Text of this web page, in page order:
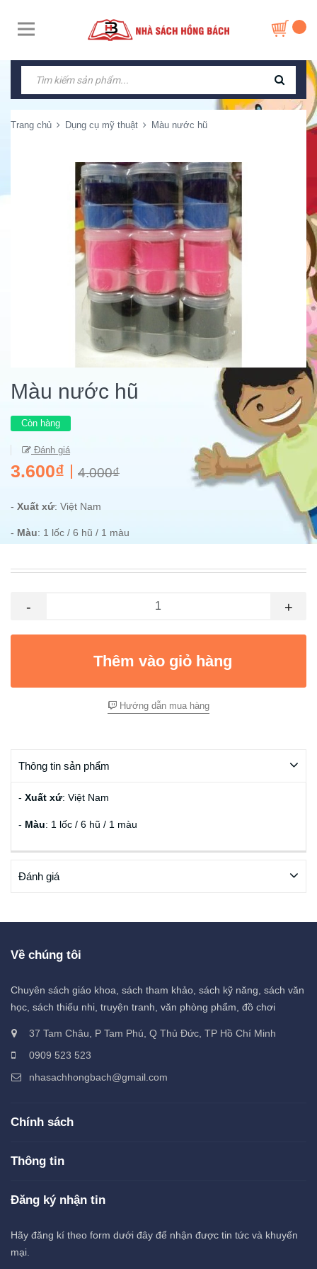
Trang chủ Dụng cụ mỹ thuật Màu nước hũ
Màu nước hũ
Còn hàng
Đánh giá
3.600₫ 4.000₫
- Xuất xứ: Việt Nam
- Màu: 1 lốc / 6 hũ / 1 màu
- +
Thêm vào giỏ hàng
Hướng dẫn mua hàng
Thông tin sản phẩm
- Xuất xứ: Việt Nam
- Màu: 1 lốc / 6 hũ / 1 màu
Đánh giá
Về chúng tôi
Chuyên sách giáo khoa, sách tham khảo, sách kỹ năng, sách văn
học, sách thiếu nhi, truyện tranh, văn phòng phẩm, đồ chơi
37 Tam Châu, P Tam Phú, Q Thủ Đức, TP Hồ Chí Minh
0909 523 523
nhasachhongbach@gmail.com
Chính sách
Thông tin
Đăng ký nhận tin
Hãy đăng kí theo form dưới đây để nhận được tin tức và khuyến
mại.